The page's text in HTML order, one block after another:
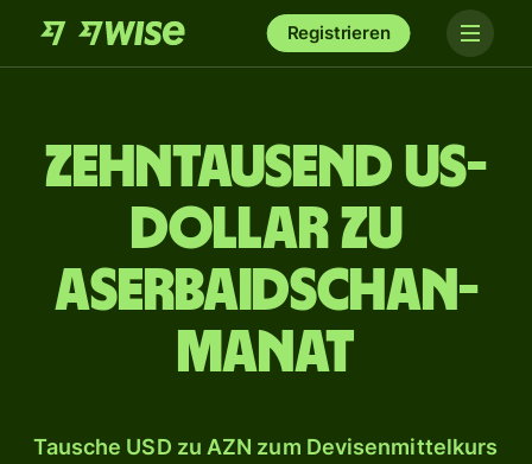
Registrieren
zehn­tausend US-
Dollar zu
Aserbaidschan-
Manat
Tausche USD zu AZN zum Devisenmittelkurs